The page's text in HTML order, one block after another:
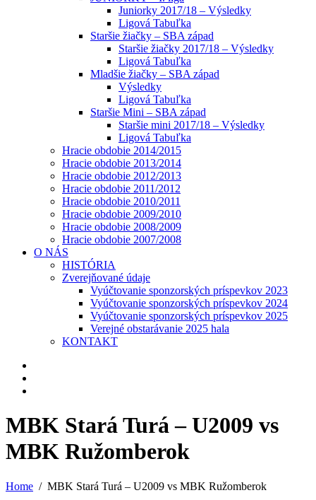
Juniorky 2017/18 – Výsledky
Ligová Tabuľka
Staršie žiačky – SBA západ
Staršie žiačky 2017/18 – Výsledky
Ligová Tabuľka
Mladšie žiačky – SBA západ
Výsledky
Ligová Tabuľka
Staršie Mini – SBA západ
Staršie mini 2017/18 – Výsledky
Ligová Tabuľka
Hracie obdobie 2014/2015
Hracie obdobie 2013/2014
Hracie obdobie 2012/2013
Hracie obdobie 2011/2012
Hracie obdobie 2010/2011
Hracie obdobie 2009/2010
Hracie obdobie 2008/2009
Hracie obdobie 2007/2008
O NÁS
HISTÓRIA
Zverejňované údaje
Vyúčtovanie sponzorských príspevkov 2023
Vyúčtovanie sponzorských príspevkov 2024
Vyúčtovanie sponzorských príspevkov 2025
Verejné obstarávanie 2025 hala
KONTAKT
MBK Stará Turá – U2009 vs
MBK Ružomberok
Home MBK Stará Turá – U2009 vs MBK Ružomberok